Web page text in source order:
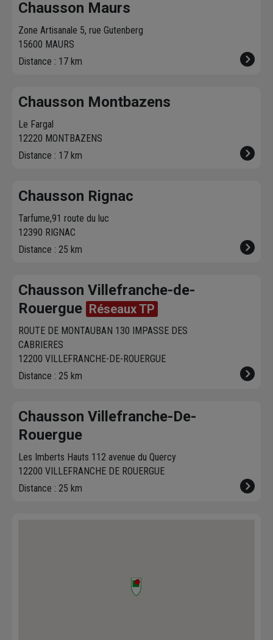
Chausson Maurs
Zone Artisanale 5, rue Gutenberg
15600 MAURS
Distance : 17 km
Chausson Montbazens
Le Fargal
12220 MONTBAZENS
Distance : 17 km
Chausson Rignac
Tarfume,91 route du luc
12390 RIGNAC
Distance : 25 km
Chausson Villefranche-de-
Rouergue Réseaux TP
ROUTE DE MONTAUBAN 130 IMPASSE DES
CABRIERES
12200 VILLEFRANCHE-DE-ROUERGUE
Distance : 25 km
Chausson Villefranche-De-
Rouergue
Les Imberts Hauts 112 avenue du Quercy
12200 VILLEFRANCHE DE ROUERGUE
Distance : 25 km